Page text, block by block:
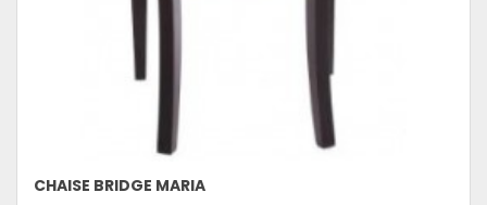
CHAISE BRIDGE MARIA